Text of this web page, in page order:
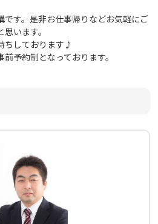
です。是非お仕事帰りなどお気軽にご
います。
ちしております♪
予約制となっております。